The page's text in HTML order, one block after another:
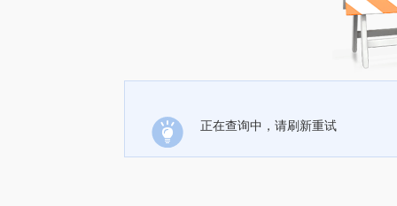
正在查询中，请刷新重试